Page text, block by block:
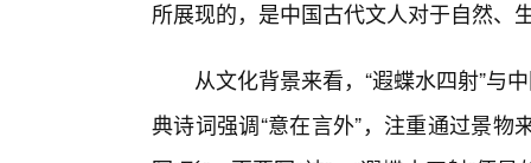
所展现的，是中国古代文人对于自然、
从文化背景来看，“遐蝶水四射”与
典诗词强调“意在言外”，注重通过景